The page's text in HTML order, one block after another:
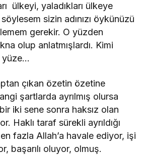
ülkeyi, yaladıkları ülkeye
sizin adınızı öykünüzü
gerekir. O yüzden
olup anlatmışlardı. Kimi
yüze…
çıkan özetin özetine
şartlarda ayrılmış olursa
iki sene sonra haksız olan
Haklı taraf sürekli ayrıldığı
fazla Allah’a havale ediyor, işi
başarılı oluyor, olmuş.